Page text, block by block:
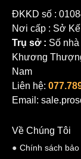
ĐKKD số :
Nơi cấp : Sở
Trụ sở : Số
Khương
Nam
Liên hệ:
Email:
Về Chúng Tôi
Chính sách